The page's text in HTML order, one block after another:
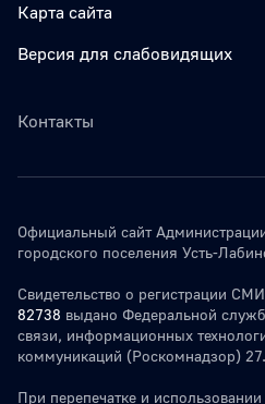
Карта сайта
Версия для слабовидящих
Контакты
Официальный сайт
городского поселения Усть-
Свидетельство о регистрации СМИ
82738 выдано Федеральной
связи, информационных
коммуникаций (Роскомнадзор)
При перепечатке и